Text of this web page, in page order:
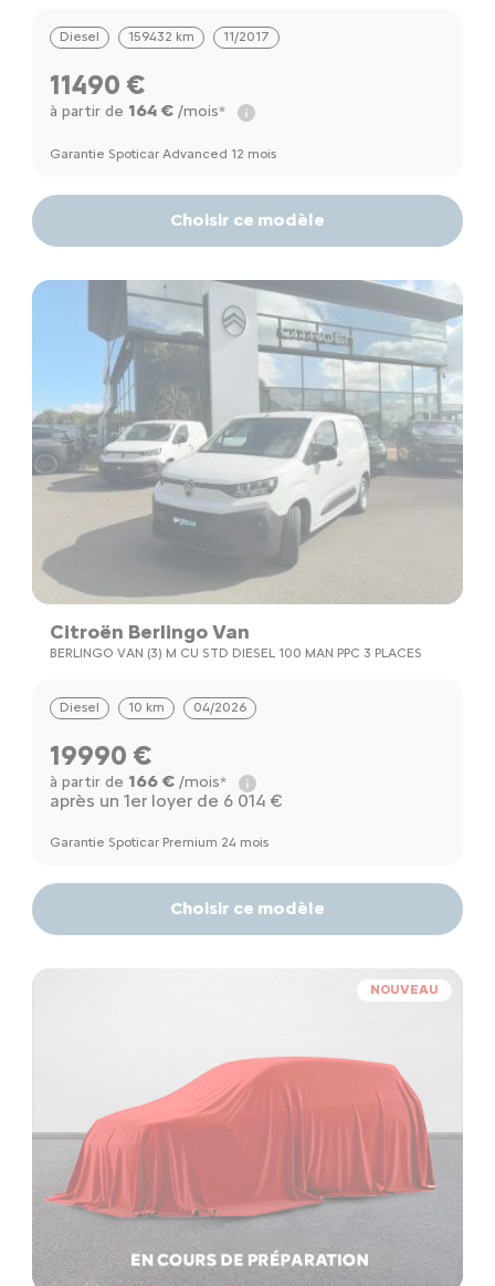
Diesel 159432 km 11/2017
11490 €
à partir de 164 €/mois*
Garantie Spoticar Advanced 12 mois
Choisir ce modèle
Citroën Berlingo Van
BERLINGO VAN (3) M CU STD DIESEL 100 MAN PPC 3 PLACES
Diesel 10 km 04/2026
19990 €
à partir de 166 €/mois*
après un 1er loyer de 6 014 €
Garantie Spoticar Premium 24 mois
Choisir ce modèle
NOUVEAU